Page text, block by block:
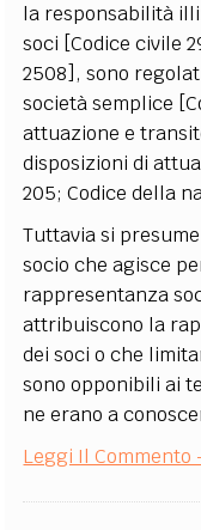
la responsabilità
soci [Codice civile
2508], sono
società semplice
attuazione e
disposizioni di
205; Codice della
Tuttavia si
socio che agisce
rappresentanza
attribuiscono la
dei soci o che
sono opponibili ai
ne erano a
Leggi Il Commento